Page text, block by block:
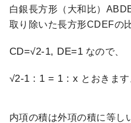
白銀長方形（大和比）
取り除いた長方形CDEFの
CD=√2-1, DE=1 なので、
√2-1 : 1 = 1 : x とおきます
内項の積は外項の積に等し